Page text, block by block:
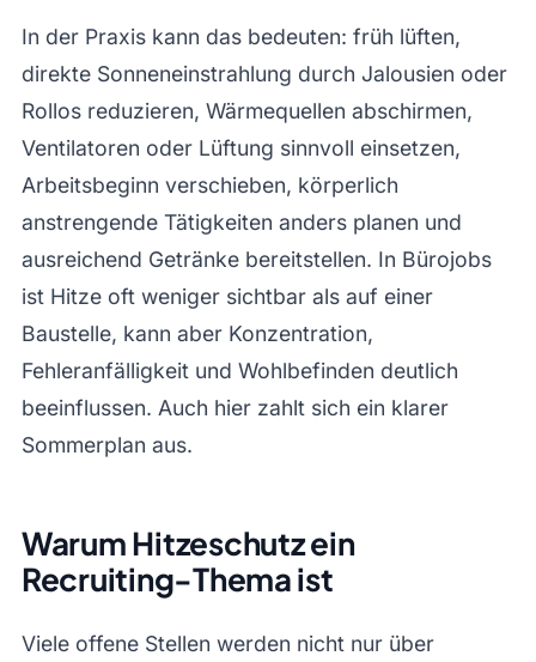
In der Praxis kann das bedeuten: früh lüften,
direkte Sonneneinstrahlung durch Jalousien oder
Rollos reduzieren, Wärmequellen abschirmen,
Ventilatoren oder Lüftung sinnvoll einsetzen,
Arbeitsbeginn verschieben, körperlich
anstrengende Tätigkeiten anders planen und
ausreichend Getränke bereitstellen. In Bürojobs
ist Hitze oft weniger sichtbar als auf einer
Baustelle, kann aber Konzentration,
Fehleranfälligkeit und Wohlbefinden deutlich
beeinflussen. Auch hier zahlt sich ein klarer
Sommerplan aus.
Warum Hitzeschutz ein
Recruiting-Thema ist
Viele offene Stellen werden nicht nur über